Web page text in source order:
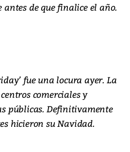
antes de que finalice el año.
fue una locura ayer. La
comerciales y
públicas. Definitivamente
hicieron su Navidad.